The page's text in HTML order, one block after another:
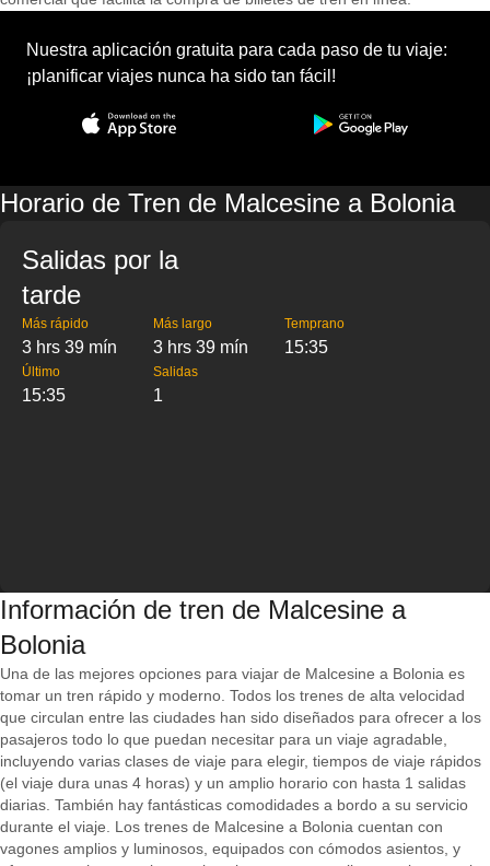
Nuestra aplicación gratuita para cada paso de tu viaje:
¡planificar viajes nunca ha sido tan fácil!
Horario de Tren de Malcesine a Bolonia
Salidas por la
tarde
Más rápido
3 hrs 39 mín
Más largo
3 hrs 39 mín
Temprano
15:35
Último
15:35
Salidas
1
Información de tren de Malcesine a
Bolonia
Una de las mejores opciones para viajar de Malcesine a Bolonia es
tomar un tren rápido y moderno. Todos los trenes de alta velocidad
que circulan entre las ciudades han sido diseñados para ofrecer a los
pasajeros todo lo que puedan necesitar para un viaje agradable,
incluyendo varias clases de viaje para elegir, tiempos de viaje rápidos
(el viaje dura unas 4 horas) y un amplio horario con hasta 1 salidas
diarias. También hay fantásticas comodidades a bordo a su servicio
durante el viaje. Los trenes de Malcesine a Bolonia cuentan con
vagones amplios y luminosos, equipados con cómodos asientos, y